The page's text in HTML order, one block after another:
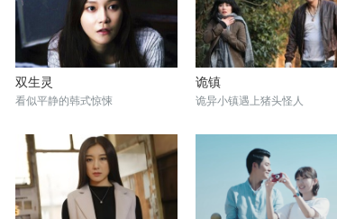
双生灵
看似平静的韩式惊悚
诡镇
诡异小镇遇上猪头怪人